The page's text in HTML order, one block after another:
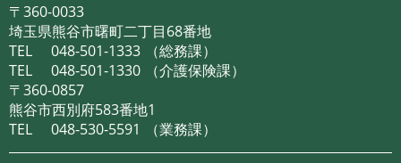
〒360-0033
埼玉県熊谷市曙町二丁目68番地
TEL
048-501-1333
（総務課）
TEL
048-501-1330
（介護保険課）
〒360-0857
熊谷市西別府583番地1
TEL
048-530-5591 （業務課）